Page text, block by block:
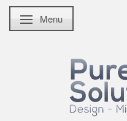
Skifte navigation
Menu